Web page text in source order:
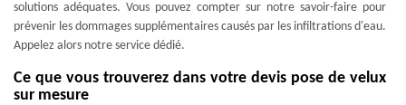
solutions adéquates. Vous pouvez compter sur notre savoir-faire pour
prévenir les dommages supplémentaires causés par les infiltrations d'eau.
Appelez alors notre service dédié.
Ce que vous trouverez dans votre devis pose de velux
sur mesure